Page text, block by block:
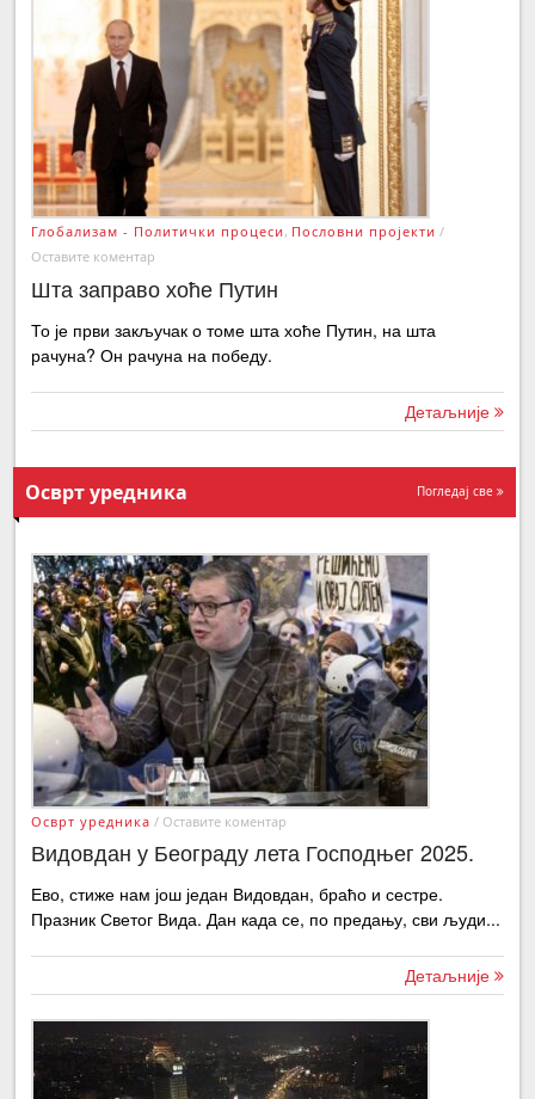
Глобализам - Политички процеси, Пословни пројекти /
Оставите коментар
Шта заправо хоће Путин
То је први закључак о томе шта хоће Путин, на шта
рачуна? Он рачуна на победу.
Детаљније
Осврт уредника Погледај све
Осврт уредника / Оставите коментар
Видовдан у Београду лета Господњег 2025.
Ево, стиже нам још један Видовдан, браћо и сестре.
Празник Светог Вида. Дан када се, по предању, сви људи...
Детаљније